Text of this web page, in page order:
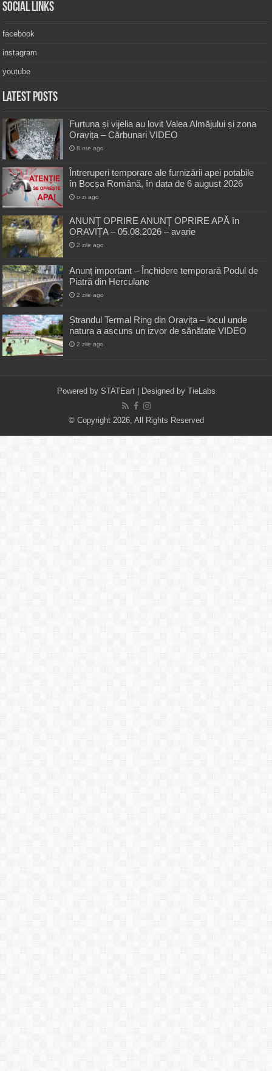
Social Links
facebook
instagram
youtube
Latest Posts
Furtuna și vijelia au lovit Valea Almăjului și zona
Oravița – Cărbunari VIDEO
8 ore ago
Întreruperi temporare ale furnizării apei potabile
în Bocșa Română, în data de 6 august 2026
o zi ago
ANUNŢ OPRIRE ANUNŢ OPRIRE APĂ în
ORAVIȚA – 05.08.2026 – avarie
2 zile ago
Anunț important – Închidere temporară Podul de
Piatră din Herculane
2 zile ago
Ștrandul Termal Ring din Oravița – locul unde
natura a ascuns un izvor de sănătate VIDEO
2 zile ago
Powered by STATEart| Designed by TieLabs
© Copyright 2026, All Rights Reserved